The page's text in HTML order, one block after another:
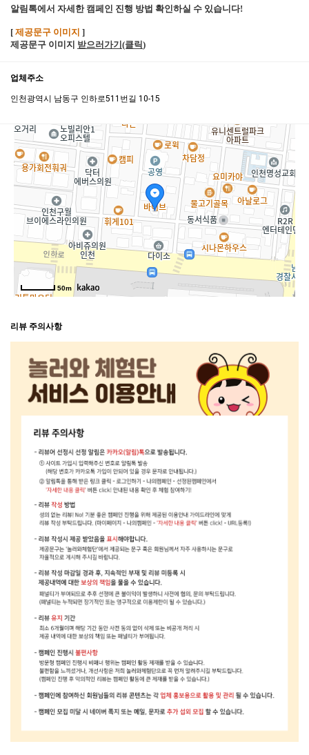
알림톡에서 자세한 캠페인 진행 방법 확인하실 수 있습니다!
[ 제공문구 이미지 ]
제공문구 이미지 받으러가기(클릭 )
업체주소
인천광역시 남동구 인하로511번길 10-15
50m
리뷰 주의사항